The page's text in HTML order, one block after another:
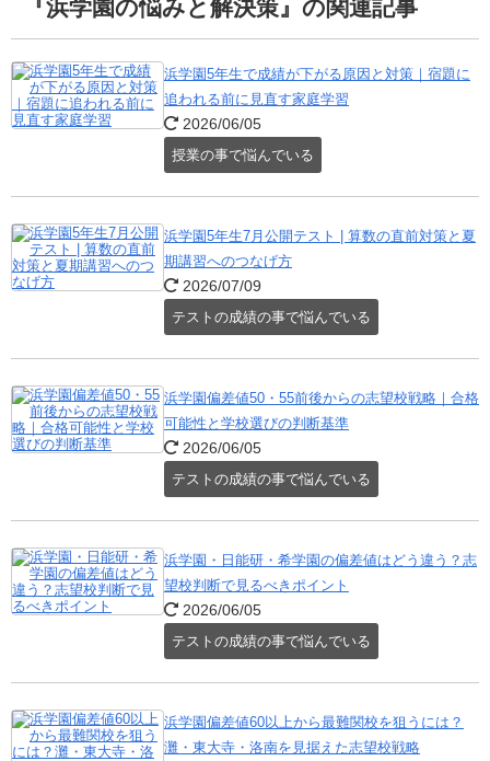
『浜学園の悩みと解決策』の関連記事
浜学園5年生で成績が下がる原因と対策｜宿題に
追われる前に見直す家庭学習
2026/06/05
授業の事で悩んでいる
浜学園5年生7月公開テスト | 算数の直前対策と夏
期講習へのつなげ方
2026/07/09
テストの成績の事で悩んでいる
浜学園偏差値50・55前後からの志望校戦略｜合格
可能性と学校選びの判断基準
2026/06/05
テストの成績の事で悩んでいる
浜学園・日能研・希学園の偏差値はどう違う？志
望校判断で見るべきポイント
2026/06/05
テストの成績の事で悩んでいる
浜学園偏差値60以上から最難関校を狙うには？
灘・東大寺・洛南を見据えた志望校戦略